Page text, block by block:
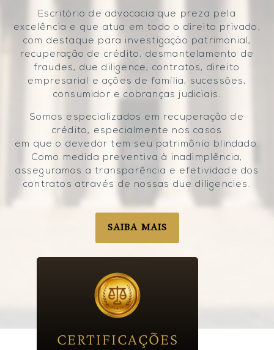
Escritório de advocacia que preza pela
excelência e que atua em todo o direito privado,
com destaque para investigação patrimonial,
recuperação de crédito, desmantelamento de
fraudes, due diligence, contratos, direito
empresarial e ações de família, sucessões,
consumidor e cobranças judiciais.
Somos especializados em recuperação de
crédito, especialmente nos casos
em que o devedor tem seu patrimônio blindado.
Como medida preventiva à inadimplência,
asseguramos a transparência e efetividade dos
contratos através de nossas due diligencies.
SAIBA MAIS
CERTIFICAÇÕES